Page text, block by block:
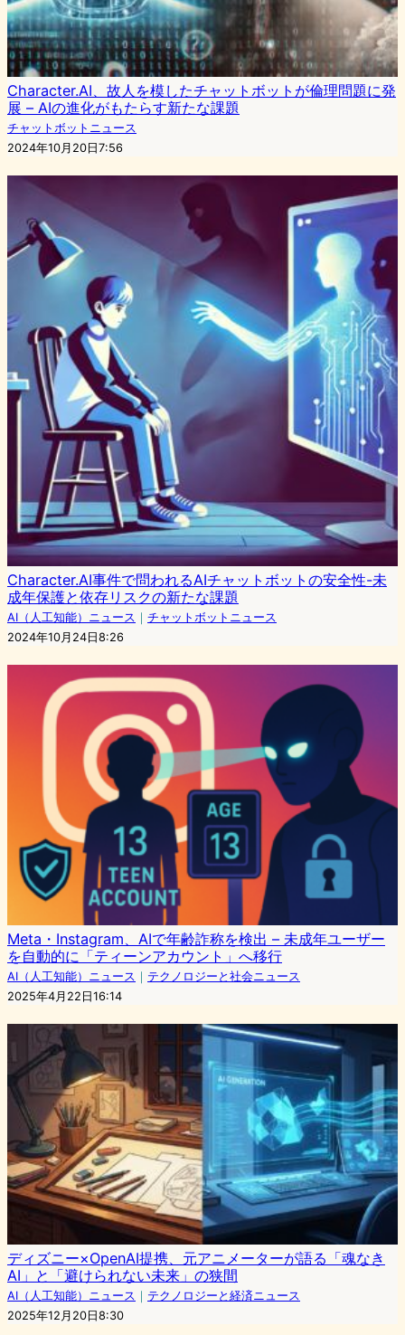
Character.AI、故人を模したチャットボットが倫理問題に発
展 – AIの進化がもたらす新たな課題
チャットボットニュース
2024年10月20日7:56
Character.AI事件で問われるAIチャットボットの安全性-未
成年保護と依存リスクの新たな課題
AI（人工知能）ニュース ｜ チャットボットニュース
2024年10月24日8:26
Meta・Instagram、AIで年齢詐称を検出 – 未成年ユーザー
を自動的に「ティーンアカウント」へ移行
AI（人工知能）ニュース ｜ テクノロジーと社会ニュース
2025年4月22日16:14
ディズニー×OpenAI提携、元アニメーターが語る「魂なき
AI」と「避けられない未来」の狭間
AI（人工知能）ニュース ｜ テクノロジーと経済ニュース
2025年12月20日8:30